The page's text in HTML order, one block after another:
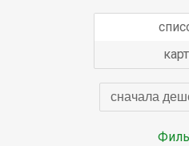
сначала